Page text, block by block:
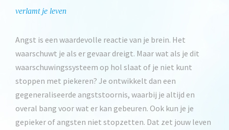
verlamt je leven
Angst is een waardevolle reactie van je brein. Het
waarschuwt je als er gevaar dreigt. Maar wat als je dit
waarschuwingssysteem op hol slaat of je niet kunt
stoppen met piekeren? Je ontwikkelt dan een
gegeneraliseerde angststoornis, waarbij je altijd en
overal bang voor wat er kan gebeuren. Ook kun je je
gepieker of angsten niet stopzetten. Dat zet jouw leven